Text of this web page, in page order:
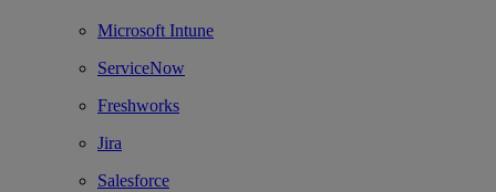
Microsoft Intune
ServiceNow
Freshworks
Jira
Salesforce